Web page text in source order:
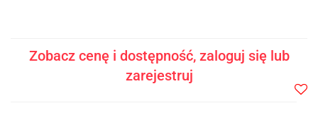
Zobacz cenę i dostępność, zaloguj się lub
zarejestruj